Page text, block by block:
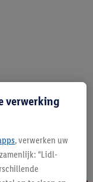
verwerking
, verwerken uw
“Lidl-